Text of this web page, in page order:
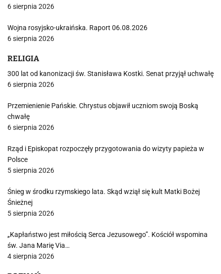
6 sierpnia 2026
Wojna rosyjsko-ukraińska. Raport 06.08.2026
6 sierpnia 2026
RELIGIA
300 lat od kanonizacji św. Stanisława Kostki. Senat przyjął uchwałę
6 sierpnia 2026
Przemienienie Pańskie. Chrystus objawił uczniom swoją Boską
chwałę
6 sierpnia 2026
Rząd i Episkopat rozpoczęły przygotowania do wizyty papieża w
Polsce
5 sierpnia 2026
Śnieg w środku rzymskiego lata. Skąd wziął się kult Matki Bożej
Śnieżnej
5 sierpnia 2026
„Kapłaństwo jest miłością Serca Jezusowego”. Kościół wspomina
św. Jana Marię Via…
4 sierpnia 2026